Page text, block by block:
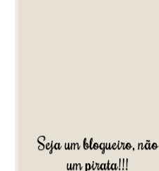
Seja um blogueiro, não
um pirata!!!